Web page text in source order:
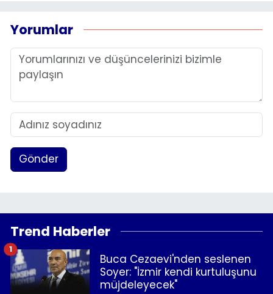
Yorumlar
Gönder
Trend Haberler
Buca Cezaevi'nden seslenen
Soyer: "İzmir kendi kurtuluşunu
müjdeleyecek"
1